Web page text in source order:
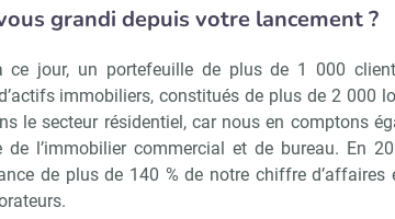
grandi depuis votre lancement ?
ce jour, un portefeuille de plus de 1 000
immobiliers, constitués de plus de 2 000
le secteur résidentiel, car nous en comptons
l’immobilier commercial et de bureau. En
de plus de 140 % de notre chiffre d’affaires